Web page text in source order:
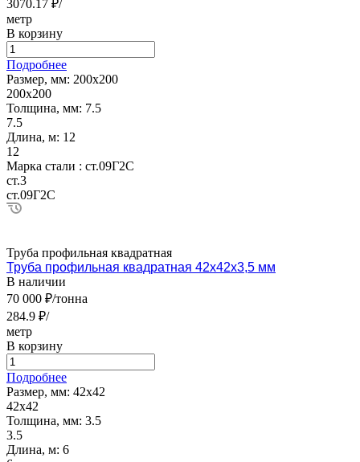
3070.17 ₽/
метр
В корзину
Подробнее
Размер, мм: 200х200
200х200
Толщина, мм: 7.5
7.5
Длина, м: 12
12
Марка стали : ст.09Г2С
ст.3
ст.09Г2С
Труба профильная квадратная
Труба профильная квадратная 42х42х3,5 мм
В наличии
70 000 ₽/тонна
284.9 ₽/
метр
В корзину
Подробнее
Размер, мм: 42х42
42х42
Толщина, мм: 3.5
3.5
Длина, м: 6